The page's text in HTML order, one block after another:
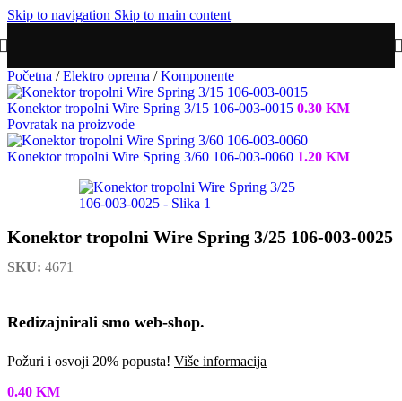
Skip to navigation Skip to main content
Početna / Elektro oprema / Komponente
Konektor tropolni Wire Spring 3/15 106-003-0015 0.30 KM
Povratak na proizvode
Konektor tropolni Wire Spring 3/60 106-003-0060 1.20 KM
Konektor tropolni Wire Spring 3/25 106-003-0025
SKU: 4671
Redizajnirali smo web-shop.
Požuri i osvoji 20% popusta! Više informacija
0.40 KM